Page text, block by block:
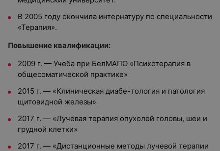
В 2005 году окончила интернатуру по специальности
«Терапия».
Повышение квалификации:
2009 г. — Учеба при БелМАПО «Психотерапия в
общесоматической практике»
2015 г. — «Клиническая диабе-тология и патология
щитовидной железы»
2017 г. — «Лучевая терапия опухолей головы, шеи и
грудной клетки»
2017 г. — «Дистанционные методы лучевой терапии